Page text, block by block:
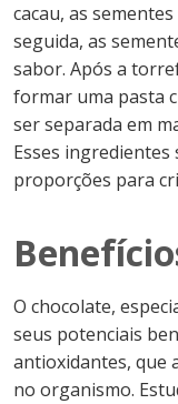
cacau, as
seguida, as
sabor. Após a
formar uma pasta
ser separada em
Esses
proporções para
O chocolate,
seus potenciais
antioxidantes, que
no organismo.